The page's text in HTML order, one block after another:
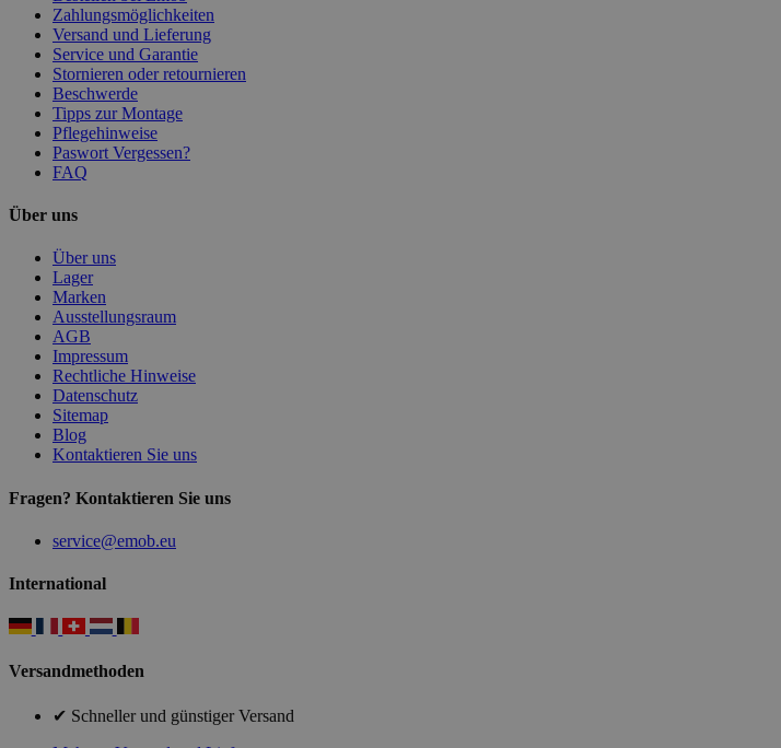
Zahlungsmöglichkeiten
Versand und Lieferung
Service und Garantie
Stornieren oder retournieren
Beschwerde
Tipps zur Montage
Pflegehinweise
Paswort Vergessen?
FAQ
Über uns
Über uns
Lager
Marken
Ausstellungsraum
AGB
Impressum
Rechtliche Hinweise
Datenschutz
Sitemap
Blog
Kontaktieren Sie uns
Fragen? Kontaktieren Sie uns
service@emob.eu
International
Versandmethoden
✔ Schneller und günstiger Versand